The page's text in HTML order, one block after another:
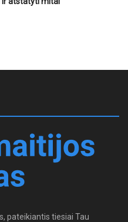
pateikiantis tiesiai Tau